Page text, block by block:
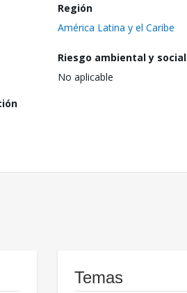
Región
América Latina y el Caribe
Riesgo ambiental y social
No aplicable
Temas